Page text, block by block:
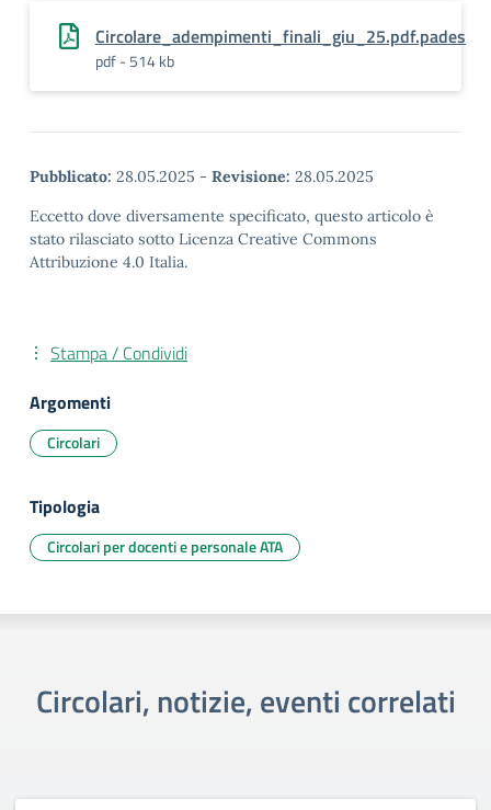
Circolare_adempimenti_finali_giu_25.pdf.pades
pdf - 514 kb
Pubblicato: 28.05.2025 - Revisione: 28.05.2025
Eccetto dove diversamente specificato, questo articolo è
stato rilasciato sotto Licenza Creative Commons
Attribuzione 4.0 Italia.
Stampa / Condividi
Argomenti
Circolari
Tipologia
Circolari per docenti e personale ATA
Circolari, notizie, eventi correlati